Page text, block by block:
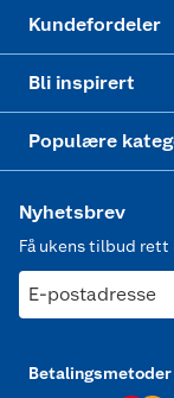
Kundefordeler
Bli inspirert
Populære
Nyhetsbrev
Få ukens tilbud rett
E-postadresse
Betalingsmetoder